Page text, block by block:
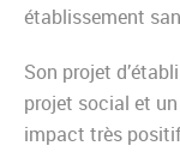
établissement
Son projet
projet social et
impact très